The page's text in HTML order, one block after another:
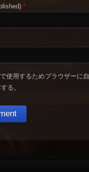
*
使用するためブラウザーに
る。